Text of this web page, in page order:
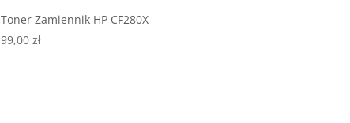
Toner Zamiennik HP CF280X
99,00 zł